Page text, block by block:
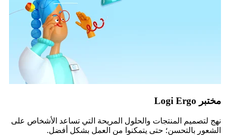
مختبر Logi Ergo
نهج لتصميم المنتجات والحلول المريحة التي تساعد الأشخاص على
الشعور بالتحسن؛ حتى يتمكنوا من العمل بشكل أفضل.